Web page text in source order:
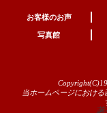
お客様のお声
写真館
当ホームページにおけ